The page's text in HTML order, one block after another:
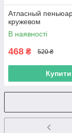
Атласный
кружевом
В наявності
468 ₴ 520 ₴
Купити